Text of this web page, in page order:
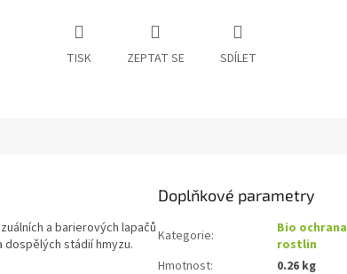
TISK ZEPTAT SE SDÍLET
a barierových lapačů
dospělých stádií hmyzu.
Doplňkové parametry
Kategorie:
Bio ochrana
rostlin
Hmotnost:
0.26 kg